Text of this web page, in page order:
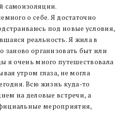
самоизоляции.
о себе. Я достаточно
под новые условия,
реальность. Я жила в
заново организовать быт или
я очень много путешествовала
утром глаза, не могла
Всю жизнь куда-то
на деловые встречи, а
мероприятия,